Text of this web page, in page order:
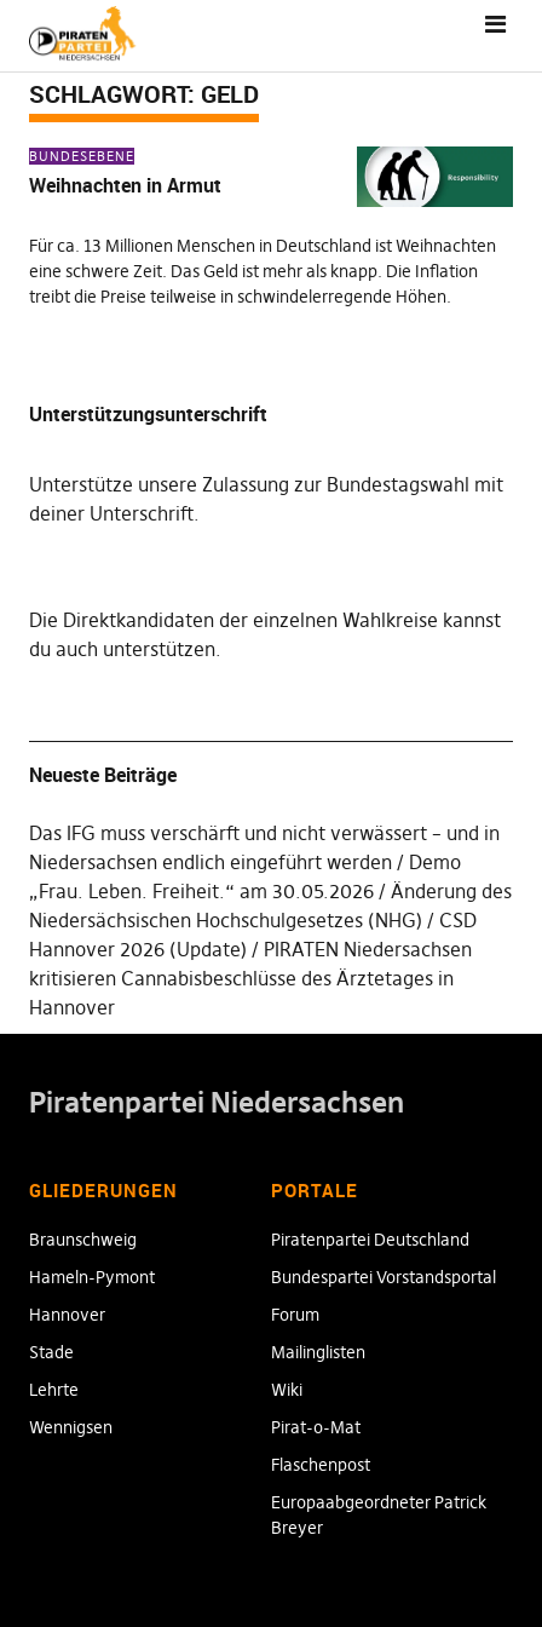
SCHLAGWORT: GELD
BUNDESEBENE
Weihnachten in Armut
Für ca. 13 Millionen Menschen in Deutschland ist Weihnachten
eine schwere Zeit. Das Geld ist mehr als knapp. Die Inflation
treibt die Preise teilweise in schwindelerregende Höhen.
Unterstützungsunterschrift
Unterstütze unsere Zulassung zur Bundestagswahl mit
deiner Unterschrift.
Die Direktkandidaten der einzelnen Wahlkreise kannst
du auch unterstützen.
Neueste Beiträge
Das IFG muss verschärft und nicht verwässert – und in
Niedersachsen endlich eingeführt werden
Demo
„Frau. Leben. Freiheit.“ am 30.05.2026
Änderung des
Niedersächsischen Hochschulgesetzes (NHG)
CSD
Hannover 2026 (Update)
PIRATEN Niedersachsen
kritisieren Cannabisbeschlüsse des Ärztetages in
Hannover
Piratenpartei Niedersachsen
GLIEDERUNGEN
Braunschweig
Hameln-Pymont
Hannover
Stade
Lehrte
Wennigsen
PORTALE
Piratenpartei Deutschland
Bundespartei Vorstandsportal
Forum
Mailinglisten
Wiki
Pirat-o-Mat
Flaschenpost
Europaabgeordneter Patrick
Breyer